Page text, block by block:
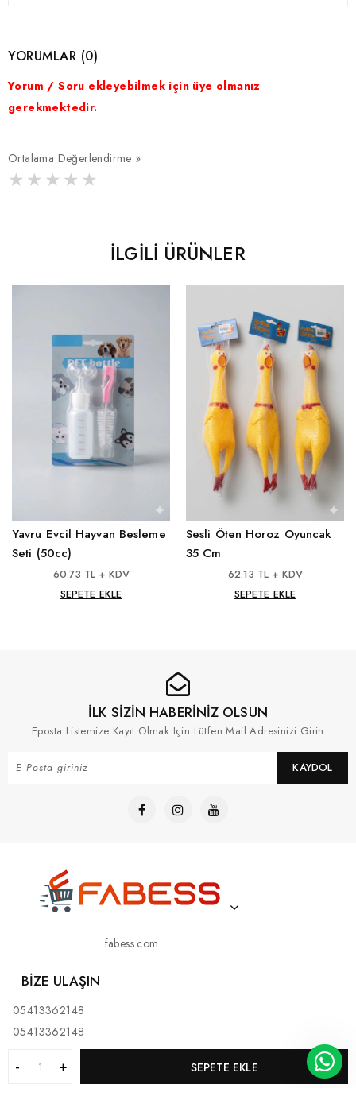
SEPETE EKLE
YORUMLAR (0)
Yorum / Soru ekleyebilmek için üye olmanız
gerekmektedir.
Ortalama Değerlendirme »
İLGILI ÜRÜNLER
Yavru Evcil Hayvan Besleme
Seti (50cc)
60.73 TL + KDV
SEPETE EKLE
Sesli Öten Horoz Oyuncak
35 Cm
62.13 TL + KDV
SEPETE EKLE
İLK SİZİN HABERİNİZ OLSUN
Eposta Listemize Kayıt Olmak Için Lütfen Mail Adresinizi Girin
KAYDOL
fabess.com
BIZE ULAŞIN
05413362148
05413362148